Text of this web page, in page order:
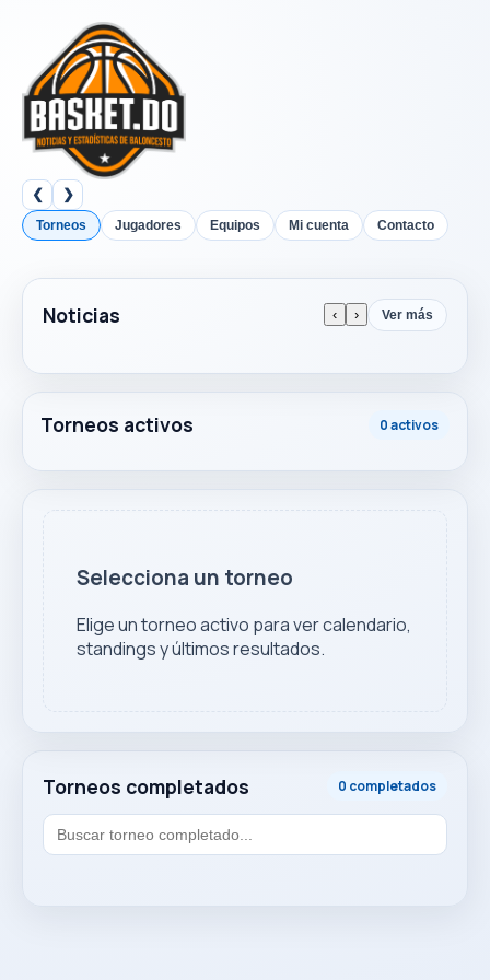
❮ ❯
Torneos Jugadores Equipos Mi cuenta Contacto
Noticias ‹ › Ver más
Torneos activos 0 activos
Torneos completados 0 completados
Selecciona un torneo
Elige un torneo activo para ver calendario,
standings y últimos resultados.